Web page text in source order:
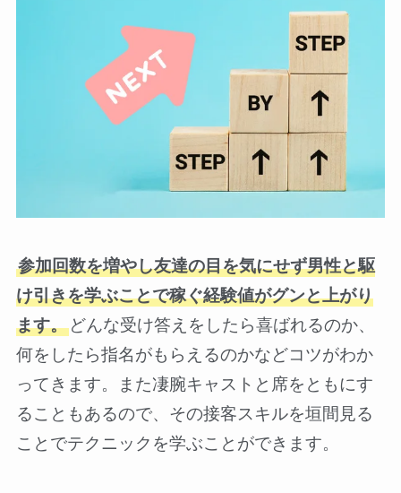
参加回数を増やし友達の目を気にせず男性と駆
け引きを学ぶことで稼ぐ経験値がグンと上がり
ます。どんな受け答えをしたら喜ばれるのか、
何をしたら指名がもらえるのかなどコツがわか
ってきます。また凄腕キャストと席をともにす
ることもあるので、その接客スキルを垣間見る
ことでテクニックを学ぶことができます。